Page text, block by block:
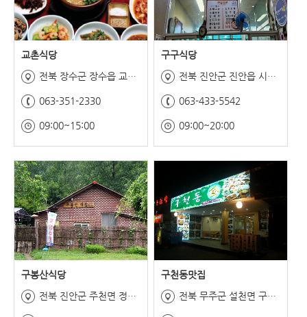
교촌식당
전북 장수군 장수읍 교촌로 33-2
063-351-2330
09:00~15:00
구구식당
전북 진안군 진안읍 시장길 16
063-433-5542
09:00~20:00
구봉산식당
전북 진안군 주천면 정주천로 579-12
구천동맛집
전북 무주군 설천면 구천동1로 101